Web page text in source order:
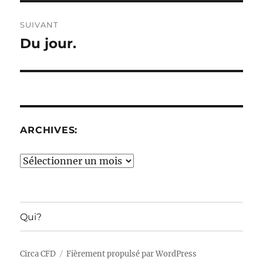
SUIVANT
Publication
Du jour.
ARCHIVES:
Archives:
Qui?
Circa CFD Fièrement propulsé par WordPress